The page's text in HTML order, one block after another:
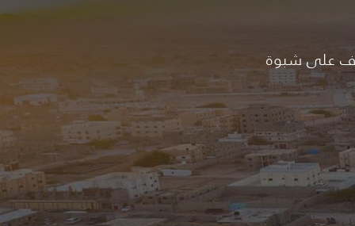
على شبوة